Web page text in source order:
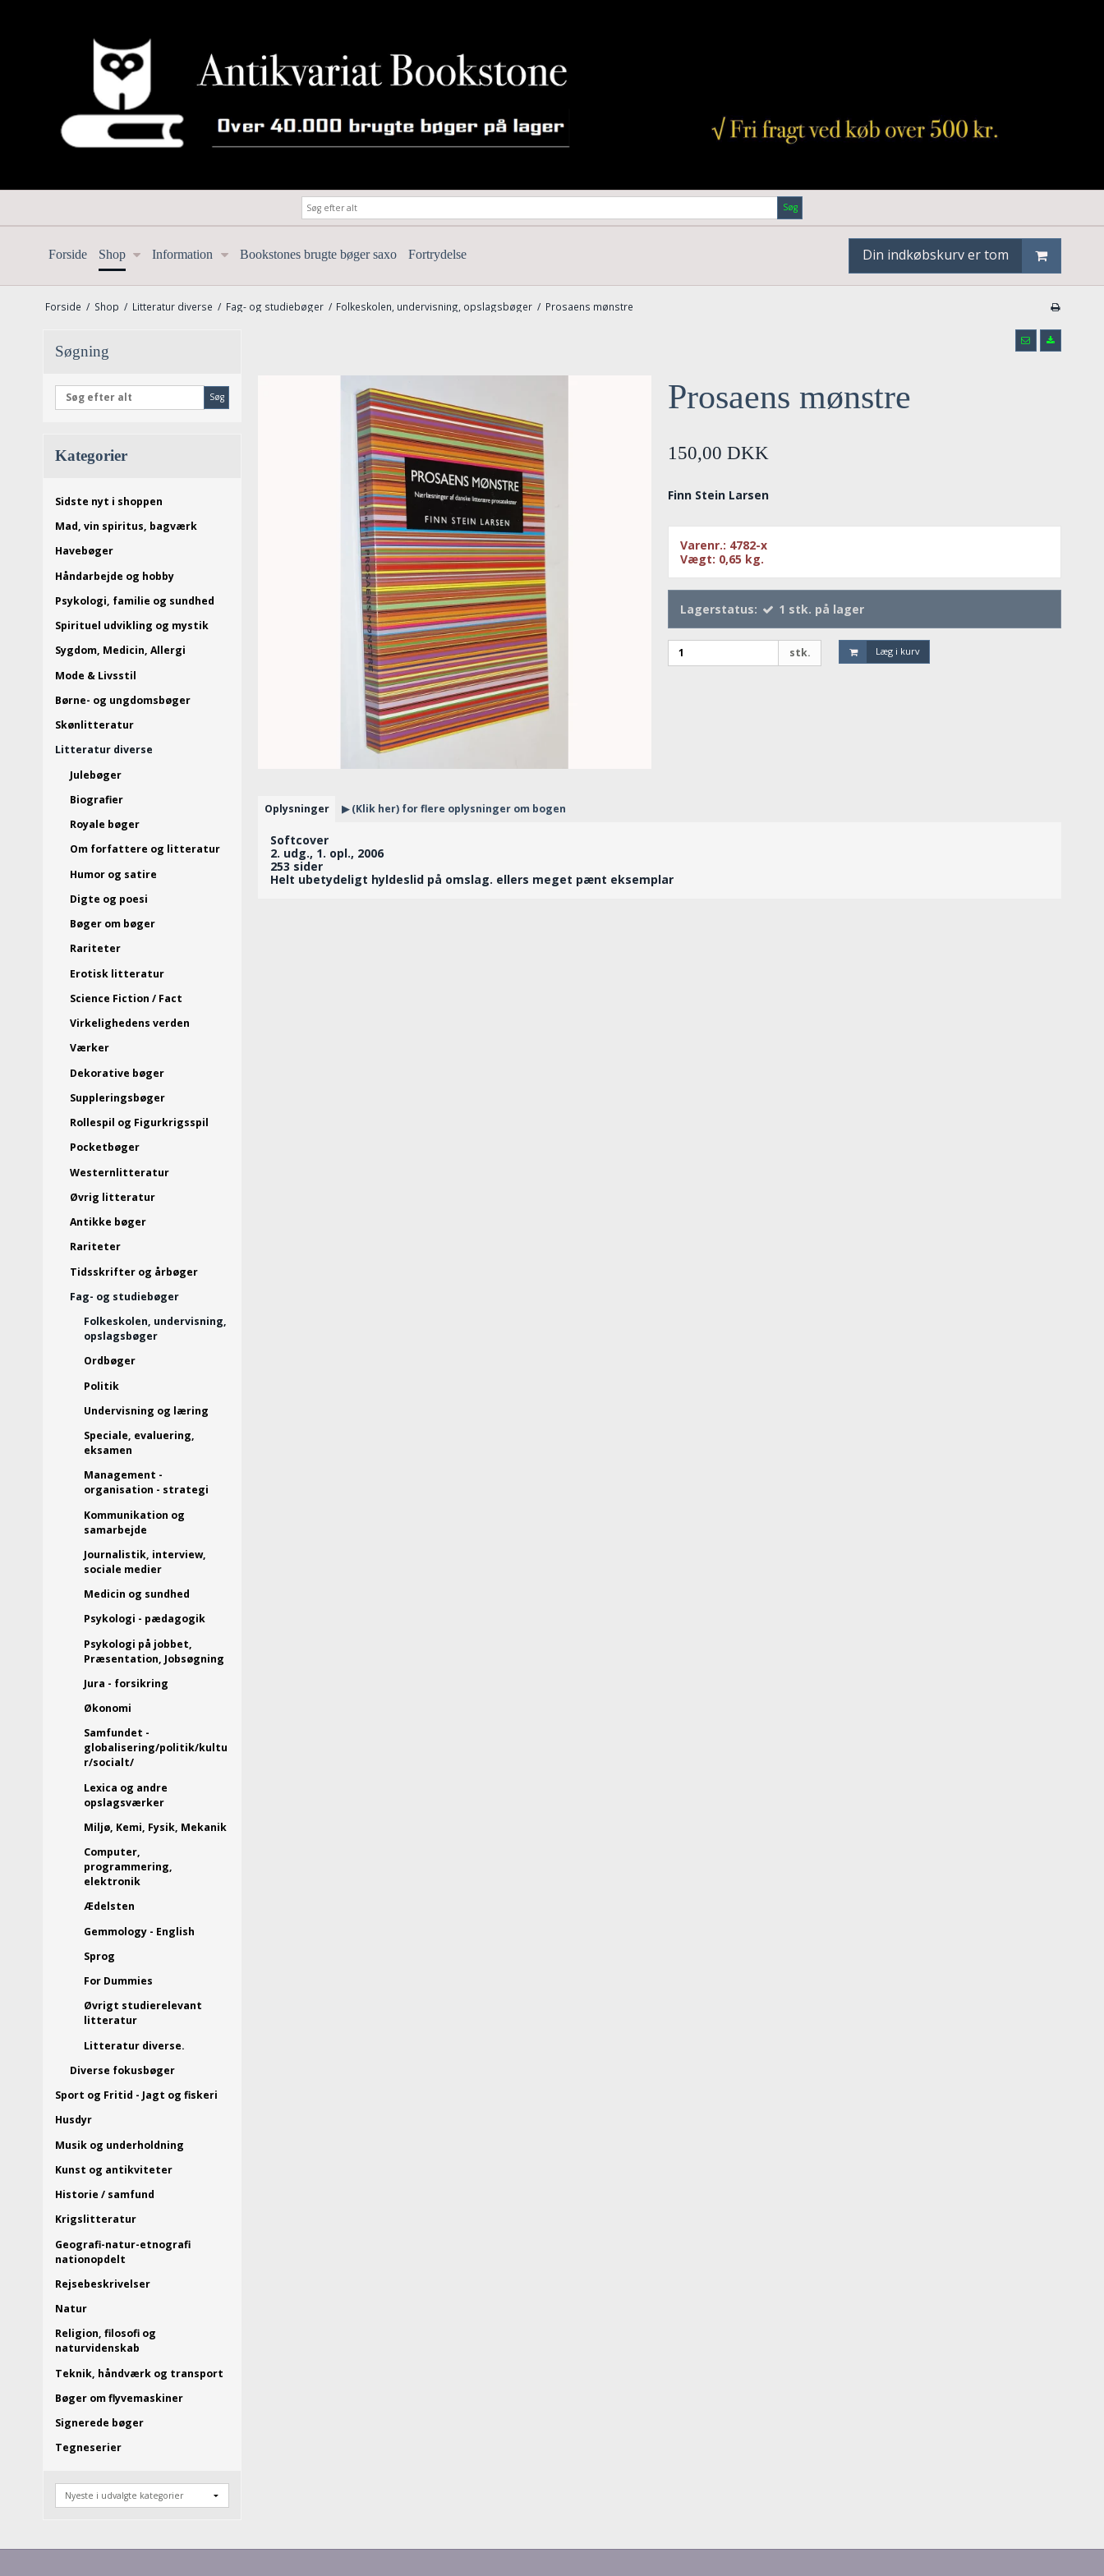
Søg
Forside Shop Information Bookstones brugte bøger saxo Fortrydelse Din indkøbskurv er tom
Forside / Shop / Litteratur diverse / Fag- og studiebøger / Folkeskolen, undervisning, opslagsbøger / Prosaens mønstre
Søgning
Søg
Kategorier
Sidste nyt i shoppen
Mad, vin spiritus, bagværk
Havebøger
Håndarbejde og hobby
Psykologi, familie og sundhed
Spirituel udvikling og mystik
Sygdom, Medicin, Allergi
Mode & Livsstil
Børne- og ungdomsbøger
Skønlitteratur
Litteratur diverse
Julebøger
Biografier
Royale bøger
Om forfattere og litteratur
Humor og satire
Digte og poesi
Bøger om bøger
Rariteter
Erotisk litteratur
Science Fiction / Fact
Virkelighedens verden
Værker
Dekorative bøger
Suppleringsbøger
Rollespil og Figurkrigsspil
Pocketbøger
Westernlitteratur
Øvrig litteratur
Antikke bøger
Rariteter
Tidsskrifter og årbøger
Fag- og studiebøger
Folkeskolen, undervisning,
opslagsbøger
Ordbøger
Politik
Undervisning og læring
Speciale, evaluering,
eksamen
Management -
organisation - strategi
Kommunikation og
samarbejde
Journalistik, interview,
sociale medier
Medicin og sundhed
Psykologi - pædagogik
Psykologi på jobbet,
Præsentation, Jobsøgning
Jura - forsikring
Økonomi
Samfundet -
globalisering/politik/kultu
r/socialt/
Lexica og andre
opslagsværker
Miljø, Kemi, Fysik, Mekanik
Computer,
programmering,
elektronik
Ædelsten
Gemmology - English
Sprog
For Dummies
Øvrigt studierelevant
litteratur
Litteratur diverse.
Diverse fokusbøger
Sport og Fritid - Jagt og fiskeri
Husdyr
Musik og underholdning
Kunst og antikviteter
Historie / samfund
Krigslitteratur
Geografi-natur-etnografi
nationopdelt
Rejsebeskrivelser
Natur
Religion, filosofi og
naturvidenskab
Teknik, håndværk og transport
Bøger om flyvemaskiner
Signerede bøger
Tegneserier
Prosaens mønstre
150,00 DKK
Finn Stein Larsen
Varenr.: 4782-x
Vægt: 0,65 kg.
Lagerstatus: 1 stk. på lager
stk. Læg i kurv
Oplysninger ▶ (Klik her) for flere oplysninger om bogen
Softcover
2. udg., 1. opl., 2006
253 sider
Helt ubetydeligt hyldeslid på omslag. ellers meget pænt eksemplar